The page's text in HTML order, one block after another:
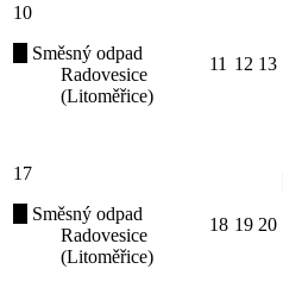
10
Směsný odpad
Radovesice
(Litoměřice)
11 12 13
17
Směsný odpad
Radovesice
(Litoměřice)
18 19 20